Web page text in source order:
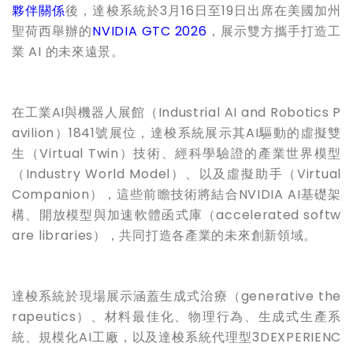
夥伴關係後，達梭系統於3月16日至19日出席在美國加州
聖荷西舉辦的NVIDIA GTC 2026 ，展示雙方攜手打造工
業 AI 的未來遠景。
在工業AI與機器人展館（Industrial AI and Robotics P
avilion）1841號展位，達梭系統展示其AI驅動的虛擬雙
生（Virtual Twin）技術、經科學驗證的產業世界模型
（Industry World Model）、以及虛擬助手（Virtual
Companion），這些前瞻技術將結合NVIDIA AI基礎架
構、開放模型與加速軟體函式庫（accelerated softw
are libraries），共同打造各產業的未來創新領域。
達梭系統於現場展示涵蓋生成式治療（generative the
rapeutics）、材料最佳化、物理行為、生成式生產系
統、規模化AI工廠，以及達梭系統代理型3DEXPERIENC